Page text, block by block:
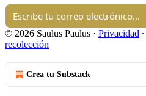
© 2026 Saulus Paulus · Privacidad ∙
recolección
Crea tu Substack